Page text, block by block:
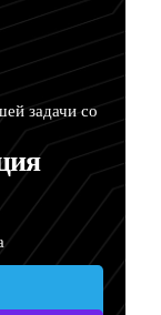
задачи со